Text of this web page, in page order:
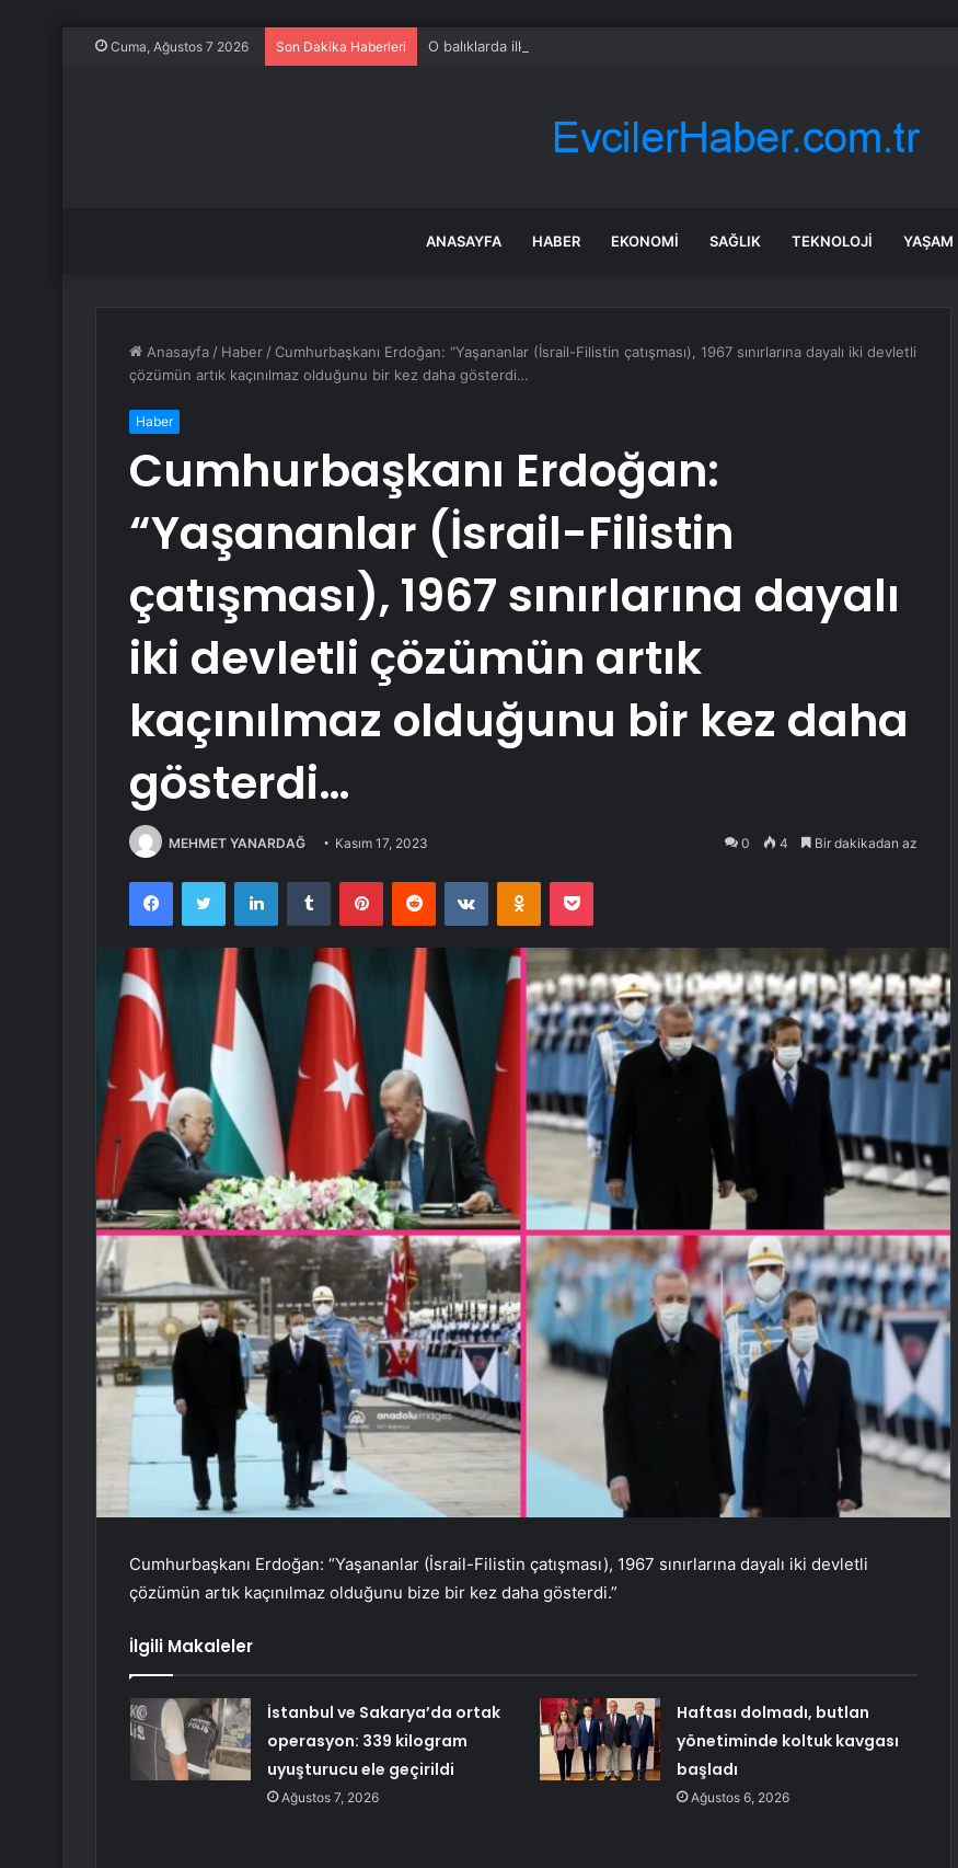
Cuma, Ağustos 7 2026 Son Dakika Haberleri O balıklarda ilk kez bulaşıcı hastalık görüldü: Uzmanlar ‘tüketmeyin’ çağrısı yaptı
ANASAYFA HABER EKONOMI SAĞLIK TEKNOLOJI YAŞAM
Anasayfa / Haber / Cumhurbaşkanı Erdoğan: “Yaşananlar (İsrail-Filistin çatışması), 1967 sınırlarına dayalı iki devletli
çözümün artık kaçınılmaz olduğunu bir kez daha gösterdi…
Haber
Cumhurbaşkanı Erdoğan:
“Yaşananlar (İsrail-Filistin
çatışması), 1967 sınırlarına dayalı
iki devletli çözümün artık
kaçınılmaz olduğunu bir kez daha
gösterdi…
MEHMET YANARDAĞ Kasım 17, 2023 0 4 Bir dakikadan az
FacebookTwitter LinkedInTumblr PinterestReddit VKontakteOdnoklassniki
Pocket
Cumhurbaşkanı Erdoğan: “Yaşananlar (İsrail-Filistin çatışması), 1967 sınırlarına dayalı iki devletli
çözümün artık kaçınılmaz olduğunu bize bir kez daha gösterdi.”
İlgili Makaleler
İstanbul ve Sakarya’da ortak
operasyon: 339 kilogram
uyuşturucu ele geçirildi
Ağustos 7, 2026
Haftası dolmadı, butlan
yönetiminde koltuk kavgası
başladı
Ağustos 6, 2026